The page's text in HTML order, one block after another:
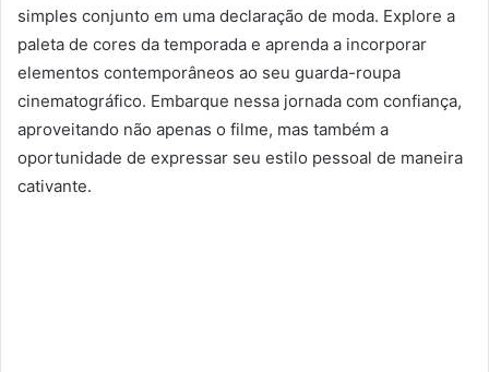
simples conjunto em uma declaração de moda. Explore a
paleta de cores da temporada e aprenda a incorporar
elementos contemporâneos ao seu guarda-roupa
cinematográfico. Embarque nessa jornada com confiança,
aproveitando não apenas o filme, mas também a
oportunidade de expressar seu estilo pessoal de maneira
cativante.